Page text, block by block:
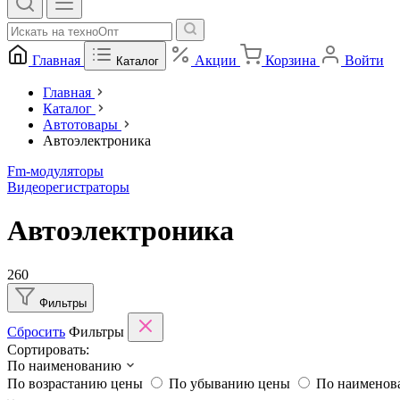
Главная Каталог Акции Корзина Войти
Главная
Каталог
Автотовары
Автоэлектроника
Fm-модуляторы
Видеорегистраторы
Автоэлектроника
260
Фильтры
Сбросить Фильтры
Сортировать:
По наименованию
По возрастанию цены
По убыванию цены По